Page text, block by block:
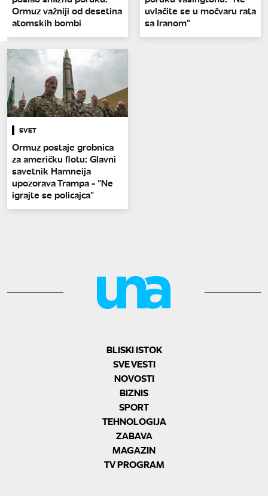
Ormuz važniji od desetina
atomskih bombi
uvlačite se u močvaru rata
sa Iranom"
SVET
Ormuz postaje grobnica
za američku flotu: Glavni
savetnik Hamneija
upozorava Trampa - "Ne
igrajte se policajca"
BLISKI ISTOK
SVE VESTI
NOVOSTI
BIZNIS
SPORT
TEHNOLOGIJA
ZABAVA
MAGAZIN
TV PROGRAM